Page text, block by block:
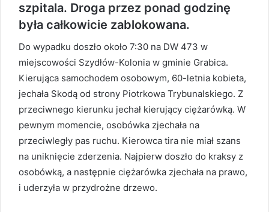
szpitala. Droga przez ponad godzinę
była całkowicie zablokowana.
Do wypadku doszło około 7:30 na DW 473 w
miejscowości Szydłów-Kolonia w gminie Grabica.
Kierująca samochodem osobowym, 60-letnia kobieta,
jechała Skodą od strony Piotrkowa Trybunalskiego. Z
przeciwnego kierunku jechał kierujący ciężarówką. W
pewnym momencie, osobówka zjechała na
przeciwległy pas ruchu. Kierowca tira nie miał szans
na uniknięcie zderzenia. Najpierw doszło do kraksy z
osobówką, a następnie ciężarówka zjechała na prawo,
i uderzyła w przydrożne drzewo.